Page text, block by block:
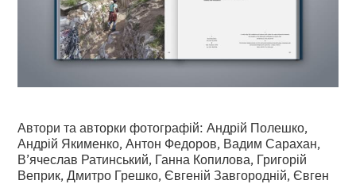
Автори та авторки фотографій: Андрій Полешко,
Андрій Якименко, Антон Федоров, Вадим Сарахан,
В’ячеслав Ратинський, Ганна Копилова, Григорій
Веприк, Дмитро Грешко, Євгеній Завгородній, Євген